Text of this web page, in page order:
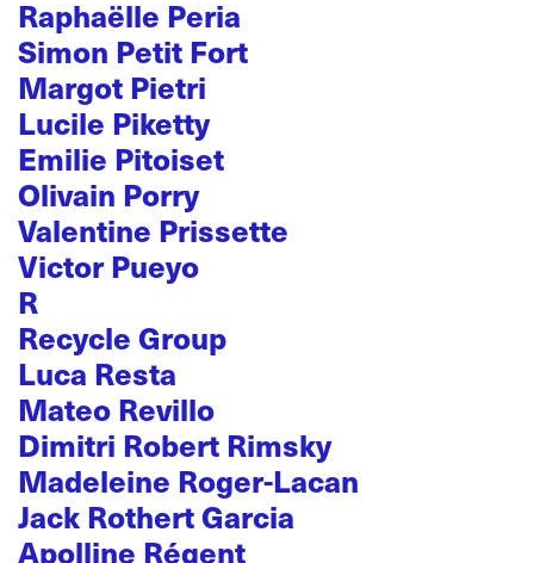
Raphaëlle Peria
Simon Petit Fort
Margot Pietri
Lucile Piketty
Emilie Pitoiset
Olivain Porry
Valentine Prissette
Victor Pueyo
R
Recycle Group
Luca Resta
Mateo Revillo
Dimitri Robert Rimsky
Madeleine Roger-Lacan
Jack Rothert Garcia
Apolline Régent